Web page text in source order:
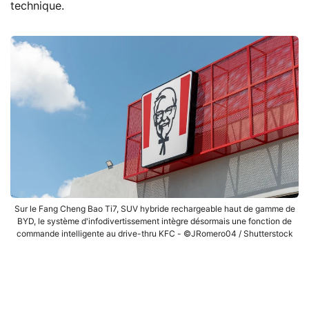
technique.
Sur le Fang Cheng Bao Ti7, SUV hybride rechargeable haut de gamme de
BYD, le système d'infodivertissement intègre désormais une fonction de
commande intelligente au drive-thru KFC - ©JRomero04 / Shutterstock